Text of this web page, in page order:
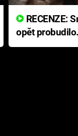
opět
přichází s